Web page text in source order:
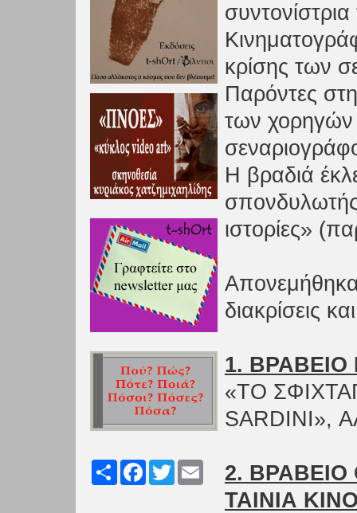
Share FacebookTwitter
κρίσης των
Παρόντες
των χορηγών
Η βραδιά
σπονδυλωτής
ιστορίες»
διακρίσεις
1. ΒΡΑΒΕΙΟ
«ΤΟ
SARDINI»,
2.
ΤΑΙΝΙΑ